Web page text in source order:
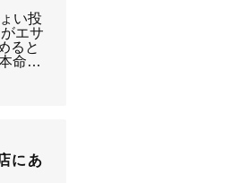
い投
エサ
ると
命…
にあ